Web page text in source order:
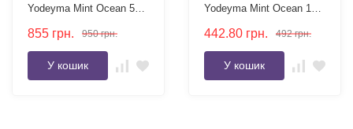
Yodeyma Mint Ocean 50
855 грн. 950 грн.
У кошик
Yodeyma Mint Ocean 15
442.80 грн. 492 грн.
У кошик